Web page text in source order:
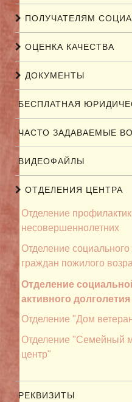
ПОЛУЧАТЕЛЯМ
ОЦЕНКА КАЧЕСТВА
ДОКУМЕНТЫ
БЕСПЛАТНАЯ
ЧАСТО ЗАДАВАЕМЫЕ
ВИДЕОФАЙЛЫ
ОТДЕЛЕНИЯ ЦЕНТРА
Отделение
несовершеннолетних
Отделение
граждан пожилого
Отделение
активного долголетия
Отделение "Дом
Отделение "Семейный
центр"
РЕКВИЗИТЫ